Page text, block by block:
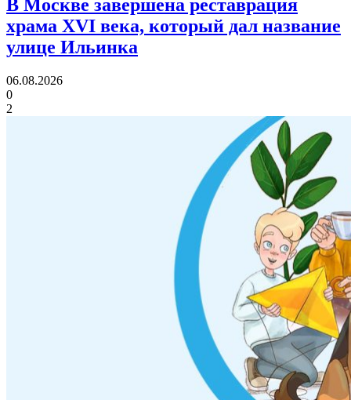
В Москве завершена реставрация
храма XVI века, который дал название
улице Ильинка
06.08.2026
0
2